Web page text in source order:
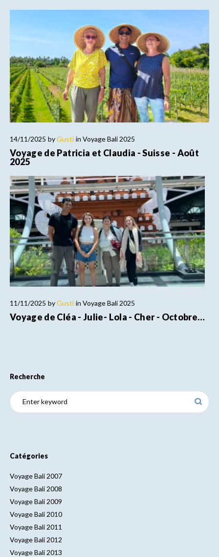
14/11/2025 byGusti in Voyage Bali 2025
Voyage de Patricia et Claudia - Suisse - Août
2025
11/11/2025 byGusti in Voyage Bali 2025
Voyage de Cléa - Julie- Lola - Cher - Octobre…
Recherche
Catégories
Voyage Bali 2007
Voyage Bali 2008
Voyage Bali 2009
Voyage Bali 2010
Voyage Bali 2011
Voyage Bali 2012
Voyage Bali 2013